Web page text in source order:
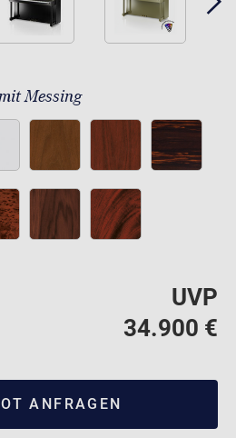
Messing
UVP
34.900 €
ANFRAGEN